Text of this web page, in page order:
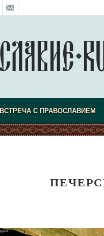
ВСТРЕЧА С ПРАВОСЛАВИЕМ